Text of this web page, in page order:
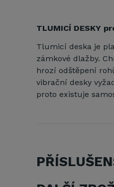
TLUMICÍ DESKY
Tlumicí deska je
zámkové dlažby.
hrozí odštěpení
vibrační desky
proto existuje